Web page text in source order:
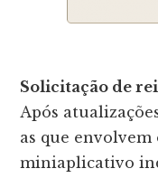
Solicitação de
Após
as que
miniaplicativo